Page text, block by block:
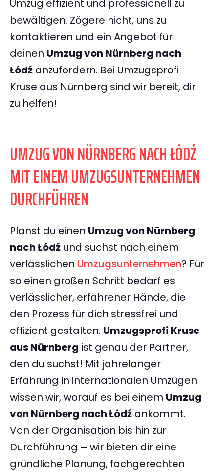
Umzug effizient und professionell zu
bewältigen. Zögere nicht, uns zu
kontaktieren und ein Angebot für
deinen Umzug von Nürnberg nach
Łódź anzufordern. Bei Umzugsprofi
Kruse aus Nürnberg sind wir bereit, dir
zu helfen!
UMZUG VON NÜRNBERG NACH ŁÓDŹ
MIT EINEM UMZUGSUNTERNEHMEN
DURCHFÜHREN
Planst du einen Umzug von Nürnberg
nach Łódź und suchst nach einem
verlässlichen Umzugsunternehmen? Für
so einen großen Schritt bedarf es
verlässlicher, erfahrener Hände, die
den Prozess für dich stressfrei und
effizient gestalten. Umzugsprofi Kruse
aus Nürnberg ist genau der Partner,
den du suchst! Mit jahrelanger
Erfahrung in internationalen Umzügen
wissen wir, worauf es bei einem Umzug
von Nürnberg nach Łódź ankommt.
Von der Organisation bis hin zur
Durchführung – wir bieten dir eine
gründliche Planung, fachgerechten